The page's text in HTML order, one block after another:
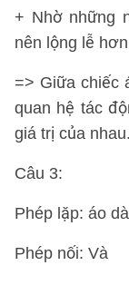
+ Nhờ những
nên lộng lễ
=> Giữa chiếc
quan hệ tác
giá trị của nhau.
Câu 3:
Phép lặp: áo
Phép nối: Và